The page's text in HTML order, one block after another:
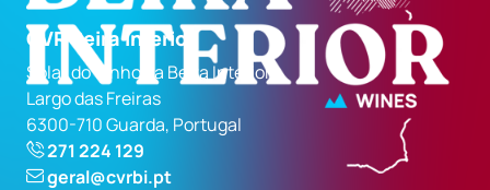
CVR Beira Interior
Solar do Vinho da Beira Interior
Largo das Freiras
6300-710 Guarda, Portugal
271 224 129
geral@cvrbi.pt